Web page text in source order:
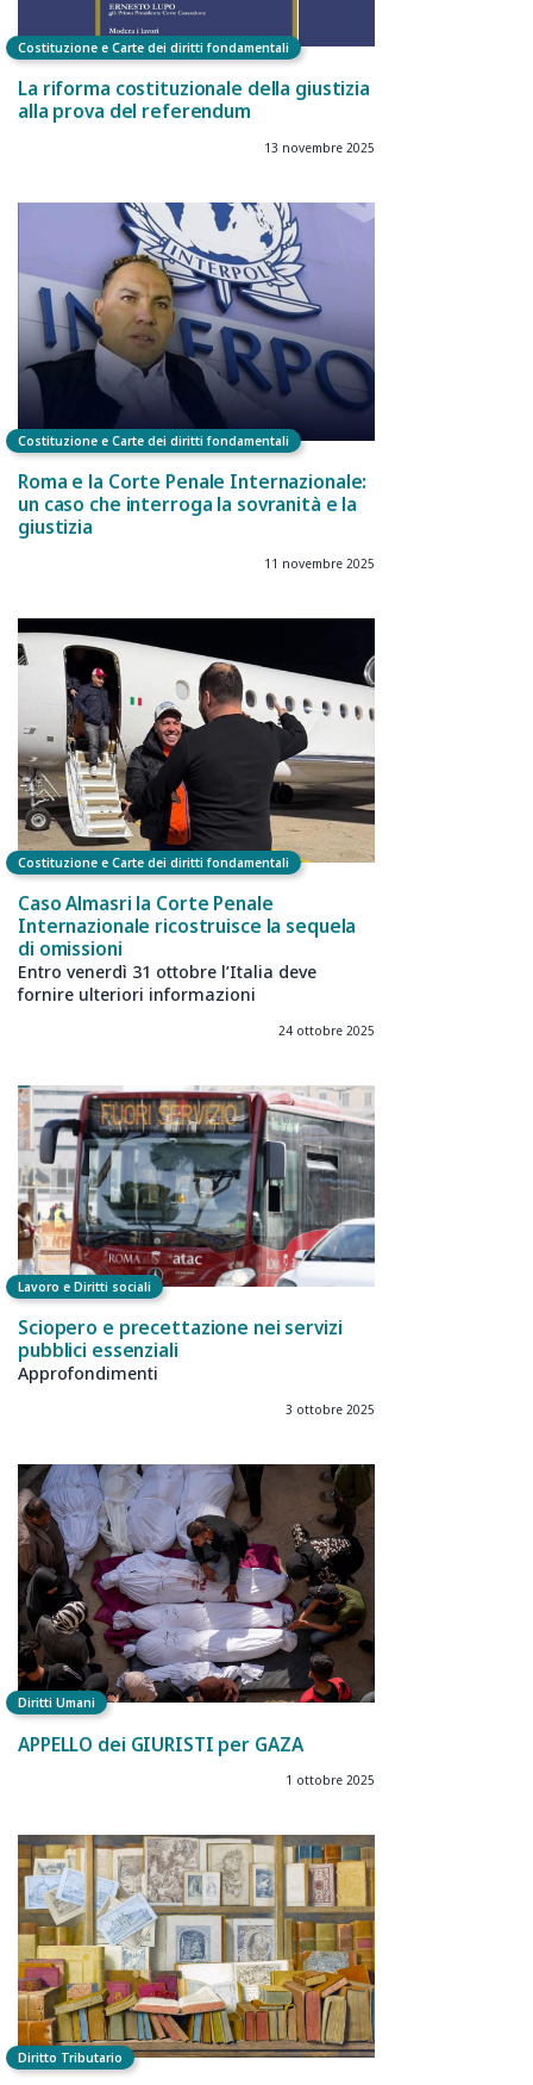
Costituzione e Carte dei diritti fondamentali
La riforma costituzionale della giustizia
alla prova del referendum
13 novembre 2025
Costituzione e Carte dei diritti fondamentali
Roma e la Corte Penale Internazionale:
un caso che interroga la sovranità e la
giustizia
11 novembre 2025
Costituzione e Carte dei diritti fondamentali
Caso Almasri la Corte Penale
Internazionale ricostruisce la sequela
di omissioni
Entro venerdì 31 ottobre l’Italia deve
fornire ulteriori informazioni
24 ottobre 2025
Lavoro e Diritti sociali
Sciopero e precettazione nei servizi
pubblici essenziali
Approfondimenti
3 ottobre 2025
Diritti Umani
APPELLO dei GIURISTI per GAZA
1 ottobre 2025
Diritto Tributario